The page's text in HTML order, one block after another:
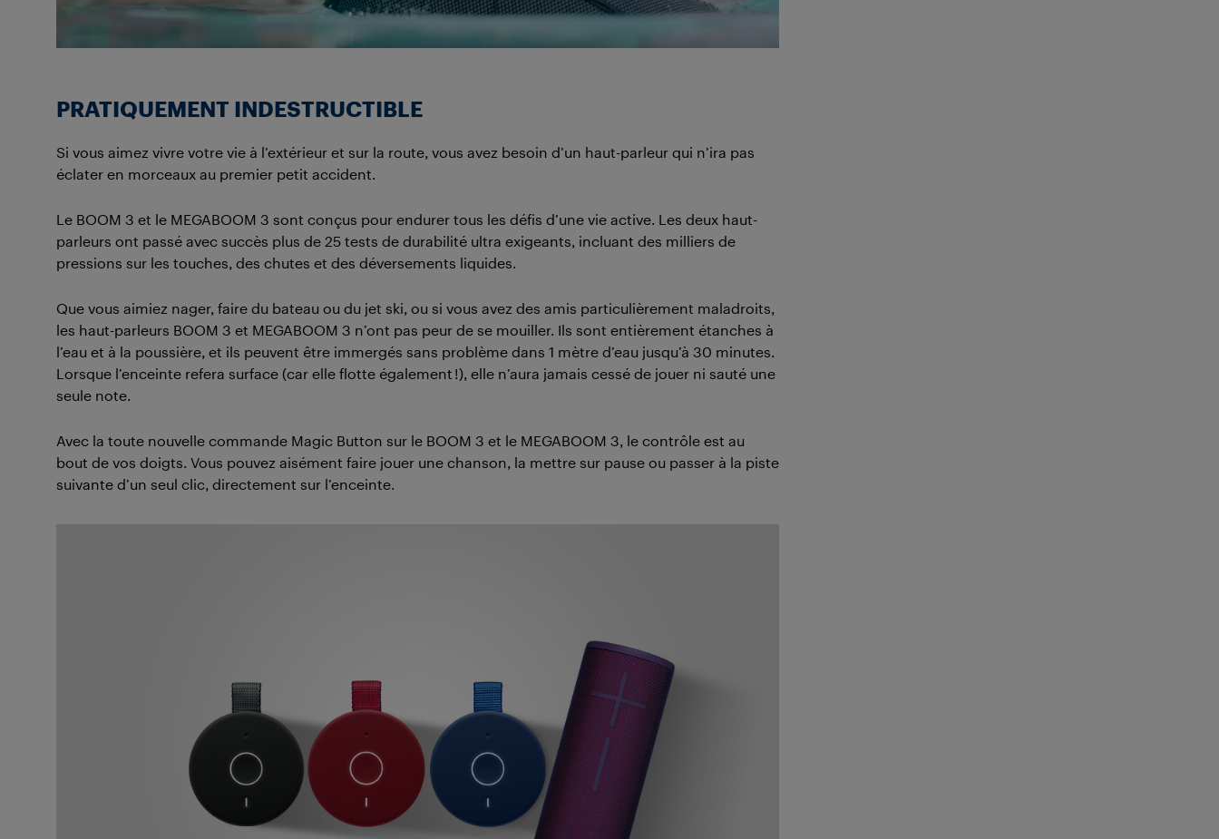
PRATIQUEMENT INDESTRUCTIBLE
Si vous aimez vivre votre vie à l’extérieur et sur la route, vous avez besoin d’un haut-parleur qui n’ira pas
éclater en morceaux au premier petit accident.
Le BOOM 3 et le MEGABOOM 3 sont conçus pour endurer tous les défis d’une vie active. Les deux haut-
parleurs ont passé avec succès plus de 25 tests de durabilité ultra exigeants, incluant des milliers de
pressions sur les touches, des chutes et des déversements liquides.
Que vous aimiez nager, faire du bateau ou du jet ski, ou si vous avez des amis particulièrement maladroits,
les haut-parleurs BOOM 3 et MEGABOOM 3 n’ont pas peur de se mouiller. Ils sont entièrement étanches à
l’eau et à la poussière, et ils peuvent être immergés sans problème dans 1 mètre d’eau jusqu’à 30 minutes.
Lorsque l’enceinte refera surface (car elle flotte également !), elle n’aura jamais cessé de jouer ni sauté une
seule note.
Avec la toute nouvelle commande Magic Button sur le BOOM 3 et le MEGABOOM 3, le contrôle est au
bout de vos doigts. Vous pouvez aisément faire jouer une chanson, la mettre sur pause ou passer à la piste
suivante d’un seul clic, directement sur l’enceinte.